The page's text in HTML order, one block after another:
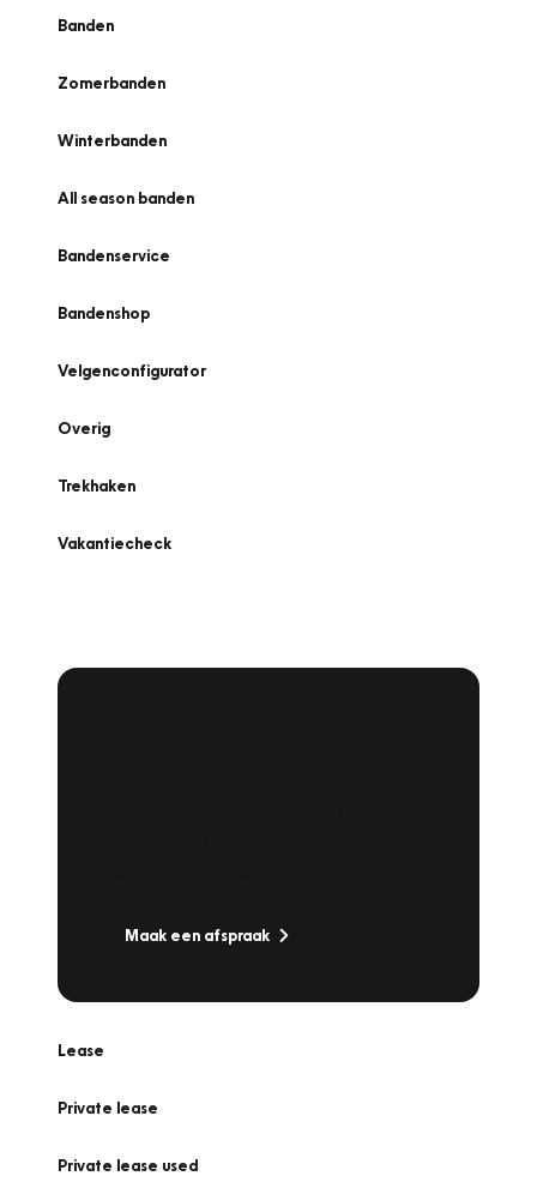
Banden
Zomerbanden
Winterbanden
All season banden
Bandenservice
Bandenshop
Velgenconfigurator
Overig
Trekhaken
Vakantiecheck
Maak een afspraak
Lease
Private lease
Private lease used